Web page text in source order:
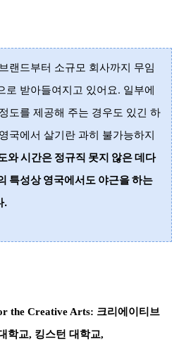
랜드부터 소규모 회사까지 무임
로 받아들여지고 있어요. 일부에
도를 제공해 주는 경우도 있긴 하
국에서 살기란 과히 불가능하지
와 시간은 정규직 못지 않은 데다
특성상 영국에서도 야근을 하는
.
the Creative Arts: 크리에이티브
학교, 킹스턴 대학교,